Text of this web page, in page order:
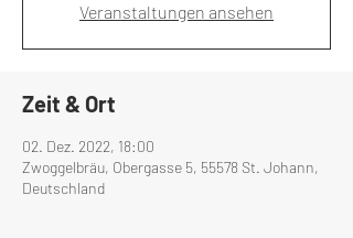
Veranstaltungen ansehen
Zeit & Ort
02. Dez. 2022, 18:00
Zwoggelbräu, Obergasse 5, 55578 St. Johann,
Deutschland